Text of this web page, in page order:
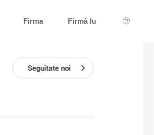
Firma Firmà lu
Seguitate noi